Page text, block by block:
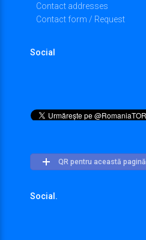
Contact addresses
Contact form / Request
Social
QR pentru această pagină
Social.